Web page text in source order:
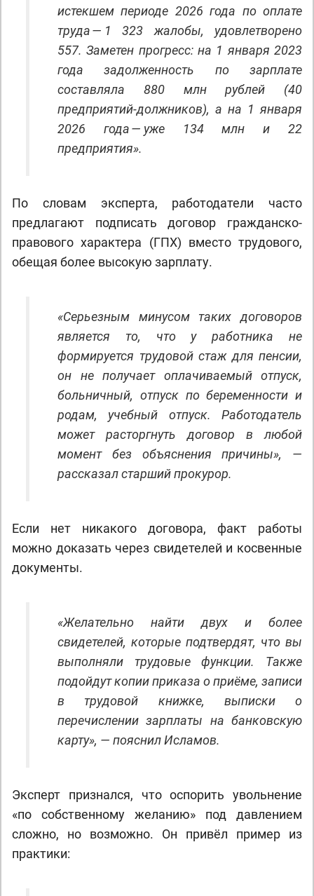
истекшем периоде 2026 года по оплате
труда — 1 323 жалобы, удовлетворено
557. Заметен прогресс: на 1 января 2023
года задолженность по зарплате
составляла 880 млн рублей (40
предприятий-должников), а на 1 января
2026 года — уже 134 млн и 22
предприятия».
По словам эксперта, работодатели часто
предлагают подписать договор гражданско-
правового характера (ГПХ) вместо трудового,
обещая более высокую зарплату.
«Серьезным минусом таких договоров
является то, что у работника не
формируется трудовой стаж для пенсии,
он не получает оплачиваемый отпуск,
больничный, отпуск по беременности и
родам, учебный отпуск. Работодатель
может расторгнуть договор в любой
момент без объяснения причины», —
рассказал старший прокурор.
Если нет никакого договора, факт работы
можно доказать через свидетелей и косвенные
документы.
«Желательно найти двух и более
свидетелей, которые подтвердят, что вы
выполняли трудовые функции. Также
подойдут копии приказа о приёме, записи
в трудовой книжке, выписки о
перечислении зарплаты на банковскую
карту», — пояснил Исламов.
Эксперт признался, что оспорить увольнение
«по собственному желанию» под давлением
сложно, но возможно. Он привёл пример из
практики: